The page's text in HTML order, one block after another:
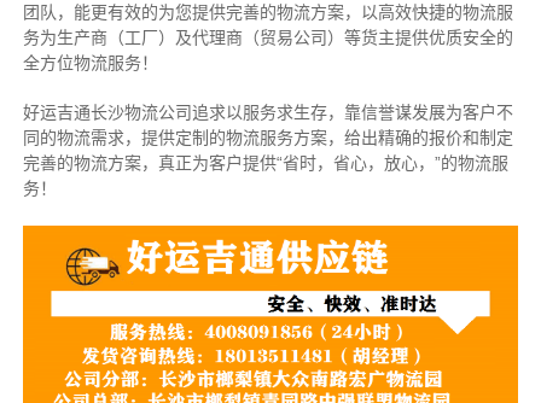
团队，能更有效的为您提供完善的物流方案，以高效快捷的物流服
务为生产商（工厂）及代理商（贸易公司）等货主提供优质安全的
全方位物流服务！
好运吉通长沙物流公司追求以服务求生存，靠信誉谋发展为客户不
同的物流需求，提供定制的物流服务方案，给出精确的报价和制定
完善的物流方案，真正为客户提供“省时，省心，放心，”的物流服
务！